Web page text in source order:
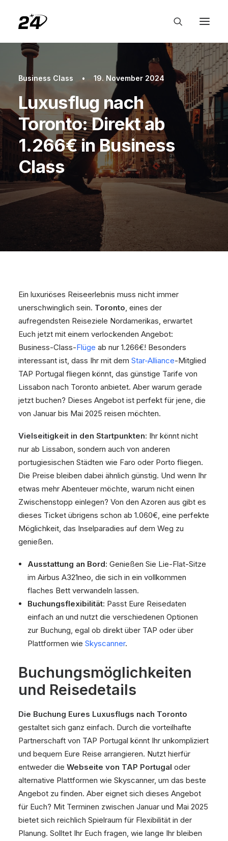
Business Class • 19. November 2024
Luxusflug nach
Toronto: Direkt ab
1.266€ in Business
Class
Ein luxuriöses Reiseerlebnis muss nicht immer
unerschwinglich sein. Toronto, eines der
aufregendsten Reiseziele Nordamerikas, erwartet
Euch jetzt mit einem verlockenden Angebot:
Business-Class-Flüge ab nur 1.266€! Besonders
interessant ist, dass Ihr mit dem Star-Alliance-Mitglied
TAP Portugal fliegen könnt, das günstige Tarife von
Lissabon nach Toronto anbietet. Aber warum gerade
jetzt buchen? Dieses Angebot ist perfekt für jene, die
von Januar bis Mai 2025 reisen möchten.
Vielseitigkeit in den Startpunkten: Ihr könnt nicht
nur ab Lissabon, sondern auch von anderen
portugiesischen Städten wie Faro oder Porto fliegen.
Die Preise bleiben dabei ähnlich günstig. Und wenn Ihr
etwas mehr Abenteuer möchte, warum nicht einen
Zwischenstopp einlegen? Von den Azoren aus gibt es
dieses Ticket übrigens schon ab 1.060€, eine perfekte
Möglichkeit, das Inselparadies auf dem Weg zu
genießen.
Ausstattung an Bord: Genießen Sie Lie-Flat-Sitze
im Airbus A321neo, die sich in ein vollkommen
flaches Bett verwandeln lassen.
Buchungsflexibilität: Passt Eure Reisedaten
einfach an und nutzt die verschiedenen Optionen
zur Buchung, egal ob direkt über TAP oder über
Plattformen wie Skyscanner.
Buchungsmöglichkeiten
und Reisedetails
Die Buchung Eures Luxusflugs nach Toronto
gestaltet sich ganz einfach. Durch die vorteilhafte
Partnerschaft von TAP Portugal könnt Ihr unkompliziert
und bequem Eure Reise arrangieren. Nutzt hierfür
entweder die Webseite von TAP Portugal oder
alternative Plattformen wie Skyscanner, um das beste
Angebot zu finden. Aber eignet sich dieses Angebot
für Euch? Mit Terminen zwischen Januar und Mai 2025
bietet sich reichlich Spielraum für Flexibilität in der
Planung. Solltet Ihr Euch fragen, wie lange Ihr bleiben